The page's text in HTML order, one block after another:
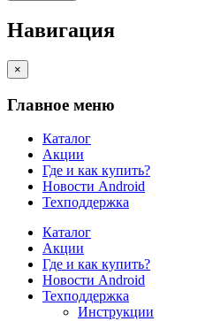
Навигация
×
Главное меню
Каталог
Акции
Где и как купить?
Новости Android
Техподдержка
Каталог
Акции
Где и как купить?
Новости Android
Техподдержка
Инструкции